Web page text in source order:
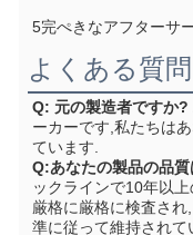
5完ぺきなアフターサ
よくある質問
Q: 元の製造者ですか?
ーカーです,私たちは
ています.
Q:あなたの製品の品
ックラインで10年以
厳格に厳格に検査さ
準に従って維持されて